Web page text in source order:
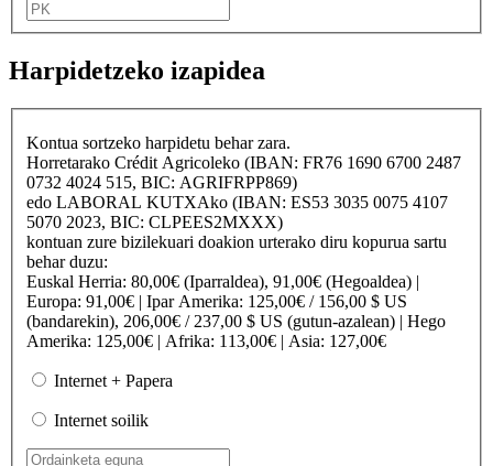
Harpidetzeko izapidea
Kontua sortzeko harpidetu behar zara.
Horretarako Crédit Agricoleko (IBAN: FR76 1690 6700 2487
0732 4024 515, BIC: AGRIFRPP869)
edo LABORAL KUTXAko (IBAN: ES53 3035 0075 4107
5070 2023, BIC: CLPEES2MXXX)
kontuan zure bizilekuari doakion urterako diru kopurua sartu
behar duzu:
Euskal Herria: 80,00€ (Iparraldea), 91,00€ (Hegoaldea) |
Europa: 91,00€ | Ipar Amerika: 125,00€ / 156,00 $ US
(bandarekin), 206,00€ / 237,00 $ US (gutun-azalean) | Hego
Amerika: 125,00€ | Afrika: 113,00€ | Asia: 127,00€
Internet + Papera
Internet soilik